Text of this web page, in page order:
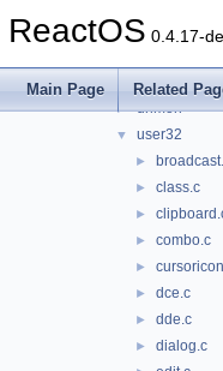
ReactOS 0.4.17-
Main Page Related
► twain_32
► urlmon
▼ user32
►
► class.c
►
► combo.c
►
► dce.c
► dde.c
► dialog.c